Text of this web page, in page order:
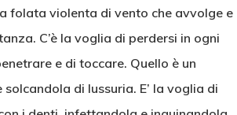
folata violenta di vento che avvolge e
C’è la voglia di perdersi in ogni
e di toccare. Quello è un
di lussuria. E’ la voglia di